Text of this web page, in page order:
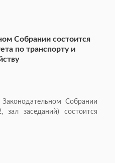
Собрании состоится
по транспорту и
Собрании
зал заседаний) состоится